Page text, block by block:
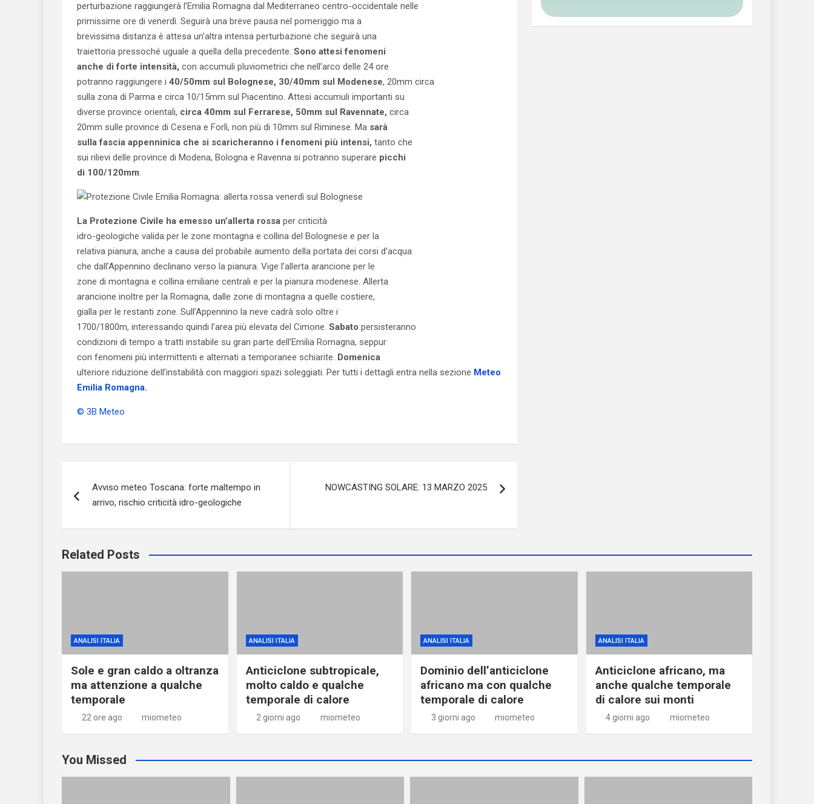
perturbazione raggiungerà l’Emilia Romagna dal Mediterraneo centro-occidentale nelle
primissime ore di venerdì. Seguirà una breve pausa nel pomeriggio ma a
brevissima distanza è attesa un’altra intensa perturbazione che seguirà una
traiettoria pressoché uguale a quella della precedente. Sono attesi fenomeni
anche di forte intensità, con accumuli pluviometrici che nell’arco delle 24 ore
potranno raggiungere i 40/50mm sul Bolognese, 30/40mm sul Modenese, 20mm circa
sulla zona di Parma e circa 10/15mm sul Piacentino. Attesi accumuli importanti su
diverse province orientali, circa 40mm sul Ferrarese, 50mm sul Ravennate, circa
20mm sulle province di Cesena e Forlì, non più di 10mm sul Riminese. Ma sarà
sulla fascia appenninica che si scaricheranno i fenomeni più intensi, tanto che
sui rilievi delle province di Modena, Bologna e Ravenna si potranno superare picchi
di 100/120mm.
La Protezione Civile ha emesso un’allerta rossa per criticità
idro-geologiche valida per le zone montagna e collina del Bolognese e per la
relativa pianura, anche a causa del probabile aumento della portata dei corsi d’acqua
che dall’Appennino declinano verso la pianura. Vige l’allerta arancione per le
zone di montagna e collina emiliane centrali e per la pianura modenese. Allerta
arancione inoltre per la Romagna, dalle zone di montagna a quelle costiere,
gialla per le restanti zone. Sull’Appennino la neve cadrà solo oltre i
1700/1800m, interessando quindi l’area più elevata del Cimone. Sabato persisteranno
condizioni di tempo a tratti instabile su gran parte dell’Emilia Romagna, seppur
con fenomeni più intermittenti e alternati a temporanee schiarite. Domenica
ulteriore riduzione dell’instabilità con maggiori spazi soleggiati. Per tutti i dettagli entra nella sezione Meteo
Emilia Romagna.
© 3B Meteo
articoli
Avviso meteo Toscana: forte maltempo in
arrivo, rischio criticità idro-geologiche
NOWCASTING SOLARE: 13 MARZO 2025
Related Posts
ANALISI ITALIA
Sole e gran caldo a oltranza
ma attenzione a qualche
temporale
22 ore ago miometeo
ANALISI ITALIA
Anticiclone subtropicale,
molto caldo e qualche
temporale di calore
2 giorni ago miometeo
ANALISI ITALIA
Dominio dell’anticiclone
africano ma con qualche
temporale di calore
3 giorni ago miometeo
ANALISI ITALIA
Anticiclone africano, ma
anche qualche temporale
di calore sui monti
4 giorni ago miometeo
You Missed